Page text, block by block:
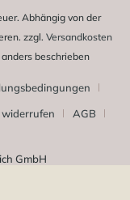
Abhängig von der
zzgl. Versandkosten
beschrieben
AGB
GmbH